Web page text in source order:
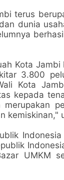
terus
dunia
Kota
3.800
Kota
kepada
kemiskinan,"
UMKM